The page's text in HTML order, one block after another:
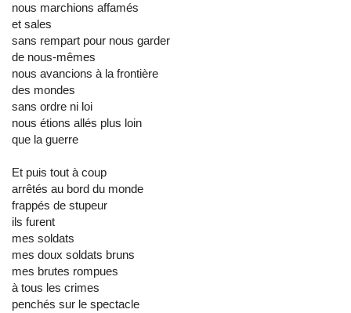
nous marchions affamés
et sales
sans rempart pour nous garder
de nous-mêmes
nous avancions à la frontière
des mondes
sans ordre ni loi
nous étions allés plus loin
que la guerre
Et puis tout à coup
arrêtés au bord du monde
frappés de stupeur
ils furent
mes soldats
mes doux soldats bruns
mes brutes rompues
à tous les crimes
penchés sur le spectacle